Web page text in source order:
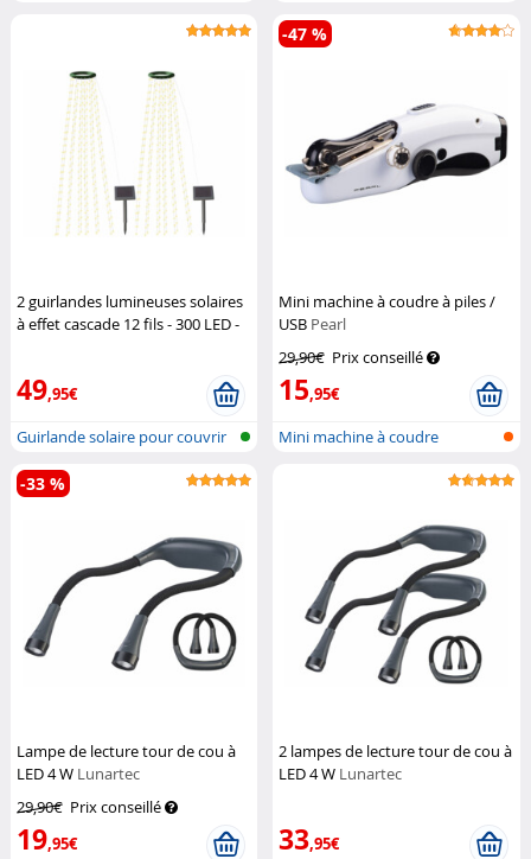
le s...
2 guirlandes lumineuses solaires
à effet cascade 12 fils - 300 LED -
49,95€
Guirlande solaire pour couvrir
le s...
Mini machine à coudre à piles /
USB Pearl
29,90€ Prix conseillé
15,95€
-47 %
Mini machine à coudre
Lampe de lecture tour de cou à
LED 4 W Lunartec
29,90€ Prix conseillé
19,95€
-33 %
2 lampes de lecture tour de cou à
LED 4 W Lunartec
33,95€